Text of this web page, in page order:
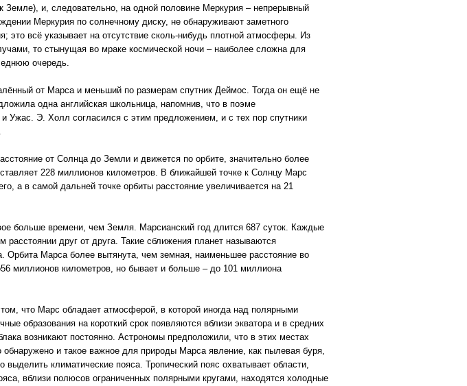
Земле), и, следовательно, на одной половине Меркурия – непрерывный
Меркурия по солнечному диску, не обнаруживают заметного
всё указывает на отсутствие сколь-нибудь плотной атмосферы. Из
то стынущая во мраке космической ночи – наиболее сложна для
очередь.
от Марса и меньший по размерам спутник Деймос. Тогда он ещё не
одна английская школьница, напомнив, что в поэме
Ужас. Э. Холл согласился с этим предложением, и с тех пор спутники
от Солнца до Земли и движется по орбите, значительно более
228 миллионов километров. В ближайшей точке к Солнцу Марс
а в самой дальней точке орбиты расстояние увеличивается на 21
больше времени, чем Земля. Марсианский год длится 687 суток. Каждые
друг от друга. Такие сближения планет называются
Орбита Марса более вытянута, чем земная, наименьшее расстояние во
миллионов километров, но бывает и больше – до 101 миллиона
что Марс обладает атмосферой, в которой иногда над полярными
образования на короткий срок появляются вблизи экватора и в средних
возникают постоянно. Астрономы предположили, что в этих местах
и такое важное для природы Марса явление, как пылевая буря,
климатические пояса. Тропический пояс охватывает области,
вблизи полюсов ограниченных полярными кругами, находятся холодные